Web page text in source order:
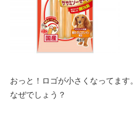
おっと！ロゴが小さくなってます。
なぜでしょう？